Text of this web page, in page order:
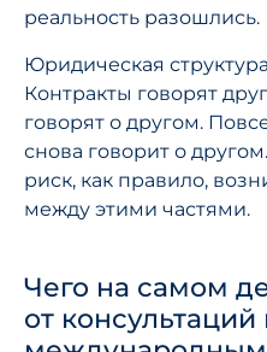
реальность разошлись.
Юридическая
Контракты говорят
говорят о другом.
снова говорит о
риск, как правило,
между этими частями.
Чего на самом
от консультаций